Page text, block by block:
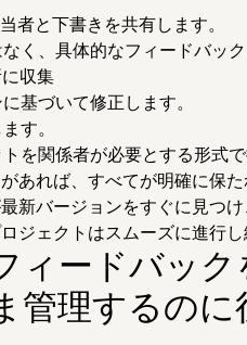
者と下書きを共有します。
く、具体的なフィードバック
収集
基づいて修正します。
す。
を関係者が必要とする形式で
あれば、すべてが明確に保
新バージョンをすぐに見つ
ジェクトはスムーズに進行し
ィードバッ
管理するの